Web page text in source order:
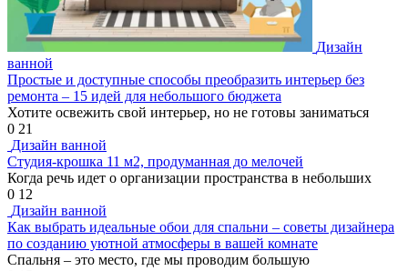
Дизайн
ванной
Простые и доступные способы преобразить интерьер без
ремонта – 15 идей для небольшого бюджета
Хотите освежить свой интерьер, но не готовы заниматься
0 21
Дизайн ванной
Студия-крошка 11 м2, продуманная до мелочей
Когда речь идет о организации пространства в небольших
0 12
Дизайн ванной
Как выбрать идеальные обои для спальни – советы дизайнера
по созданию уютной атмосферы в вашей комнате
Спальня – это место, где мы проводим большую